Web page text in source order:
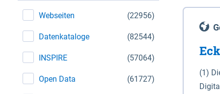
(22956)
Webseiten
(82544)
Datenkataloge
(57064)
INSPIRE
(61727)
Open Data
(1)